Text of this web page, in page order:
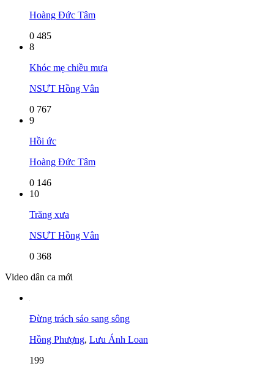
Hoàng Đức Tâm
0 485
8
Khóc mẹ chiều mưa
NSƯT Hồng Vân
0 767
9
Hồi ức
Hoàng Đức Tâm
0 146
10
Trăng xưa
NSƯT Hồng Vân
0 368
Video dân ca mới
Đừng trách sáo sang sông
Hồng Phượng, Lưu Ánh Loan
199